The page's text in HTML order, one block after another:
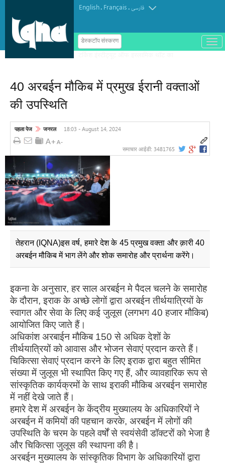
English. Français.فارسی
डेस्कटॉप संस्करण
ب
ا
40 अरबईन मौकिब में प्रमुख ईरानी वक्ताओं
की उपस्थिति
पहला पेज जनरल 18:03 - August 14, 2024
समाचार आईडी: 3481765
तेहरान (IQNA)इस वर्ष, हमारे देश के 45 प्रमुख वक्ता और क़ारी 40
अरबईन मौकिब में भाग लेंगे और शोक समारोह और प्रार्थना करेंगे।
इकना के अनुसार, हर साल अरबईन मे पैदल चलने के समारोह
के दौरान, इराक के अच्छे लोगों द्वारा अरबईन तीर्थयात्रियों के
स्वागत और सेवा के लिए कई जुलूस (लगभग 40 हजार मौकिब)
आयोजित किए जाते हैं।
अधिकांश अरबाईन मौकिब 150 से अधिक देशों के
तीर्थयात्रियों को आवास और भोजन सेवाएं प्रदान करते हैं।
चिकित्सा सेवाएं प्रदान करने के लिए इराक द्वारा बहुत सीमित
संख्या में जुलूस भी स्थापित किए गए हैं, और व्यावहारिक रूप से
सांस्कृतिक कार्यक्रमों के साथ इराकी मौकिब अरबईन समारोह
में नहीं देखे जाते हैं।
हमारे देश में अरबईन के केंद्रीय मुख्यालय के अधिकारियों ने
अरबईन में कमियों की पहचान करके, अरबईन में लोगों की
उपस्थिति के चरम के पहले वर्षों से स्वयंसेवी डॉक्टरों को भेजा है
और चिकित्सा जुलूस की स्थापना की है।
अरबईन मुख्यालय के सांस्कृतिक विभाग के अधिकारियों द्वारा